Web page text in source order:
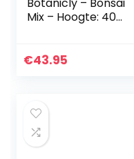
Botanicly – Bonsai
Mix – Hoogte: 40
€43.95